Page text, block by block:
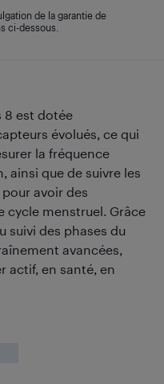
8 est dotée
évolués, ce qui
la fréquence
ainsi que de suivre les
avoir des
cycle menstruel. Grâce
suivi des phases du
avancées,
actif, en santé, en
de la garantie de
ci-dessous.